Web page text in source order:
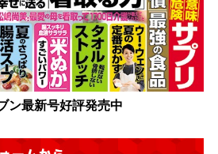
ン最新号好評発売中